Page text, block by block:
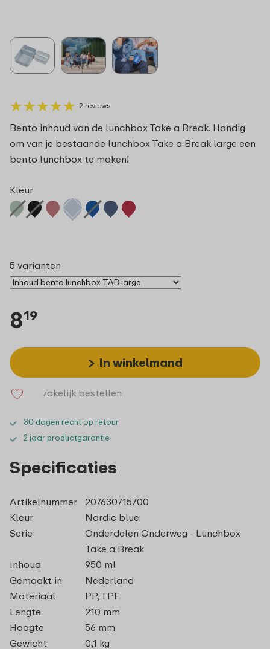
★★★★★
★★★★★ 2 reviews
Bento inhoud van de lunchbox Take a Break. Handig
om van je bestaande lunchbox Take a Break large een
bento lunchbox te maken!
Kleur
5 varianten
819
In winkelmand
zakelijk bestellen
30 dagen recht op retour
2 jaar productgarantie
Specificaties
Artikelnummer
207630715700
Kleur
Nordic blue
Serie
Onderdelen Onderweg - Lunchbox
Take a Break
Inhoud
950 ml
Gemaakt in
Nederland
Materiaal
PP, TPE
Lengte
210 mm
Hoogte
56 mm
Gewicht
0,1 kg